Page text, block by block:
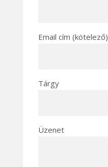
Email cím (kötelező)
Tárgy
Üzenet